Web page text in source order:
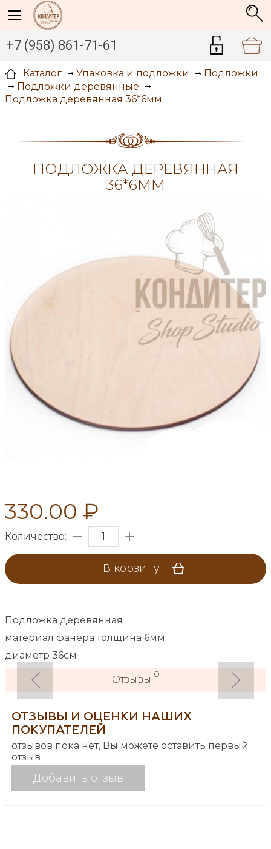
+7 (958) 861-71-61
Каталог Упаковка и подложки
Подложки
Подложки деревянные
Подложка деревянная 36*6мм
ПОДЛОЖКА ДЕРЕВЯННАЯ
36*6ММ
330.00 ₽
Количество:
В корзину
Подложка деревянная
материал фанера толщина 6мм
диаметр 36см
Отзывы 0
ОТЗЫВЫ И ОЦЕНКИ НАШИХ
ПОКУПАТЕЛЕЙ
отзывов пока нет, Вы можете оставить первый
отзыв
Добавить отзыв